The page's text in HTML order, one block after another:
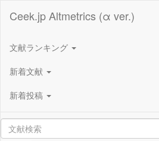
Ceek.jp Altmetrics (α ver.)
文献ランキング
新着文献
新着投稿